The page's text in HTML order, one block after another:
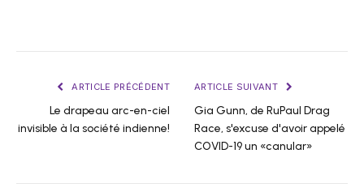
ARTICLE PRÉCÉDENT
Le drapeau arc-en-ciel
invisible à la société indienne!
ARTICLE SUIVANT
Gia Gunn, de RuPaul Drag
Race, s'excuse d'avoir appelé
COVID-19 un «canular»